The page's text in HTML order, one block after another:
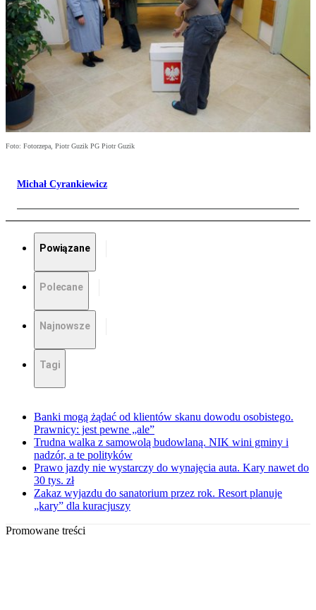
Foto: Fotorzepa, Piotr Guzik PG Piotr Guzik
Michał Cyrankiewicz
Powiązane
Polecane
Najnowsze
Tagi
Banki mogą żądać od klientów skanu dowodu osobistego.
Prawnicy: jest pewne „ale”
Trudna walka z samowolą budowlaną. NIK wini gminy i
nadzór, a te polityków
Prawo jazdy nie wystarczy do wynajęcia auta. Kary nawet do
30 tys. zł
Zakaz wyjazdu do sanatorium przez rok. Resort planuje
„kary” dla kuracjuszy
Promowane treści